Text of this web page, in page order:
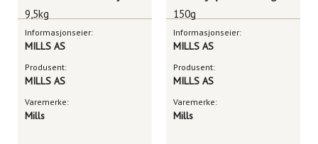
9,5kg
Informasjonseier:
MILLS AS
Produsent:
MILLS AS
Varemerke:
Mills
150g
Informasjonseier:
MILLS AS
Produsent:
MILLS AS
Varemerke:
Mills